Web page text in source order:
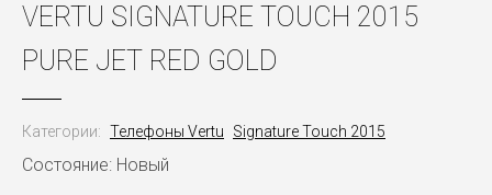
VERTU SIGNATURE TOUCH 2015
PURE JET RED GOLD
Категории: Телефоны Vertu Signature Touch 2015
Состояние: Новый